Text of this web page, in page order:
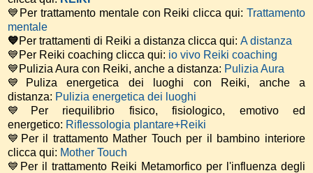
💙Per trattamento mentale con Reiki clicca qui: Trattamento
mentale
💙Per trattamenti di Reiki a distanza clicca qui: A distanza
💙Per Reiki coaching clicca qui: io vivo Reiki coaching
💙Pulizia Aura con Reiki, anche a distanza: Pulizia Aura
💙Puliza energetica dei luoghi con Reiki, anche a
distanza: Pulizia energetica dei luoghi
💙Per riequilibrio fisico, fisiologico, emotivo ed
energetico: Riflessologia plantare+Reiki
💙Per il trattamento Mather Touch per il bambino interiore
clicca qui: Mother Touch
💙Per il trattamento Reiki Metamorfico per l'influenza degli